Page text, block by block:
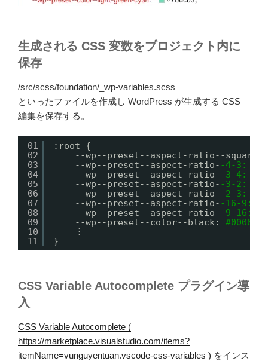
生成される CSS 変数をプロジェクト内に
保存
/src/scss/foundation/_wp-variables.scss
といったファイルを作成し WordPress が生成する CSS
編集を保存する。
01
02
03
04
05
06
07
08
09
10
11
:root {
--wp--preset--aspect-ratio--square:
--wp--preset--aspect-ratio- -4-3:
--wp--preset--aspect-ratio- -3-4:
--wp--preset--aspect-ratio- -3-2:
--wp--preset--aspect-ratio- -2-3:
--wp--preset--aspect-ratio- -16-9:
--wp--preset--aspect-ratio- -9-16:
--wp--preset--color--black: #000000
︙
}
CSS Variable Autocomplete プラグイン導
入
CSS Variable Autocomplete (
https://marketplace.visualstudio.com/items?
itemName=vunguyentuan.vscode-css-variables ) をインス